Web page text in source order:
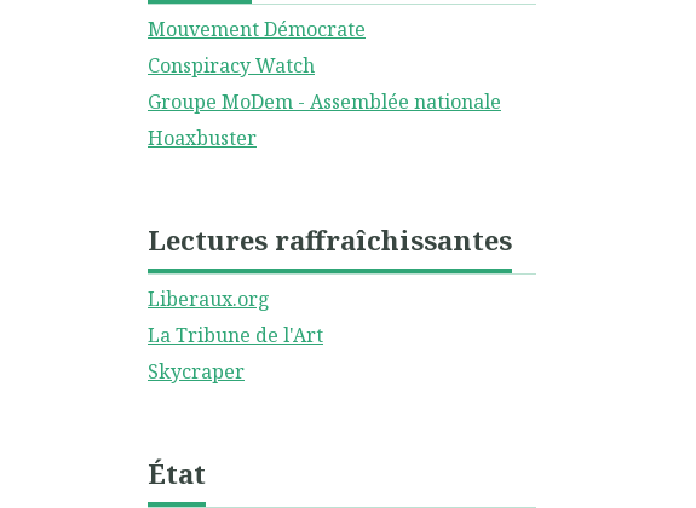
Mouvement Démocrate
Conspiracy Watch
Groupe MoDem - Assemblée nationale
Hoaxbuster
Lectures raffraîchissantes
Liberaux.org
La Tribune de l'Art
Skycraper
État